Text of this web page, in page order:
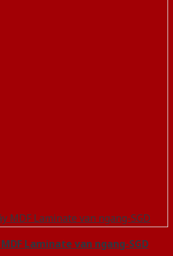
Laminate van ngang-SGD